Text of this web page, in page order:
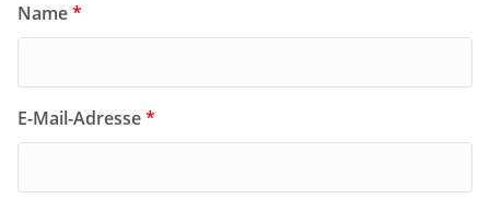
Name*
E-Mail-Adresse*